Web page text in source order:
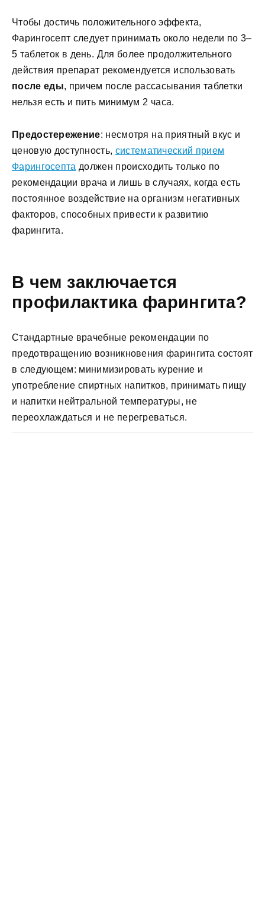
Чтобы достичь положительного эффекта,
Фарингосепт следует принимать около недели по 3–
5 таблеток в день. Для более продолжительного
действия препарат рекомендуется использовать
после еды, причем после рассасывания таблетки
нельзя есть и пить минимум 2 часа.
Предостережение: несмотря на приятный вкус и
ценовую доступность, систематический прием
Фарингосепта должен происходить только по
рекомендации врача и лишь в случаях, когда есть
постоянное воздействие на организм негативных
факторов, способных привести к развитию
фарингита.
В чем заключается
профилактика фарингита?
Стандартные врачебные рекомендации по
предотвращению возникновения фарингита состоят
в следующем: минимизировать курение и
употребление спиртных напитков, принимать пищу
и напитки нейтральной температуры, не
переохлаждаться и не перегреваться.